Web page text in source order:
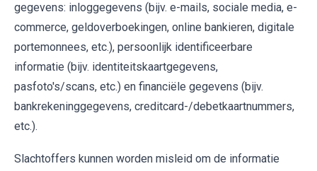
gegevens: inloggegevens (bijv. e-mails, sociale media, e-
commerce, geldoverboekingen, online bankieren, digitale
portemonnees, etc.), persoonlijk identificeerbare
informatie (bijv. identiteitskaartgegevens,
pasfoto's/scans, etc.) en financiële gegevens (bijv.
bankrekeninggegevens, creditcard-/debetkaartnummers,
etc.).
Slachtoffers kunnen worden misleid om de informatie